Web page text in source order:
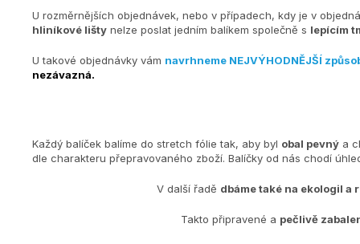
U rozměrnějších objednávek, nebo v případech, kdy je v
hliníkové lišty nelze poslat jedním balíkem společně s lepícím
U takové objednávky vám navrhneme NEJVÝHODNĚJŠÍ
nezávazná.
Každý balíček balíme do stretch fólie tak, aby byl obal pevný a
dle charakteru přepravovaného zboží. Balíčky od nás chodí
V další řadě dbáme také na ekologiI a
Takto připravené a pečlivě